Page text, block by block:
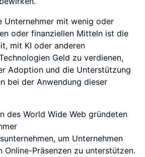
Unternehmer mit wenig oder
oder finanziellen Mitteln ist die
mit KI oder anderen
Geld zu verdienen,
Adoption und die Unterstützung
bei der Anwendung dieser
des World Wide Web gründeten
um Unternehmen
Online-Präsenzen zu unterstützen.